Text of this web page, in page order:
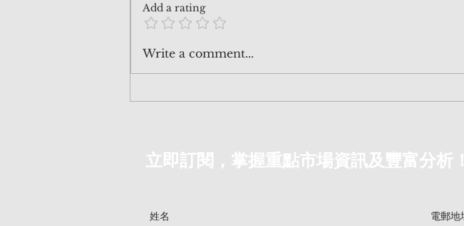
兩個星期前寫的Patreon post 現在
公開分享，便會知道真實情況，唔
好亂聽人講！
Add a rating
Write a comment...
立即訂閱，掌握重點市場資訊及豐富分析！